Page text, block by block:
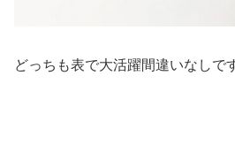
どっちも表で大活躍間違いなしで